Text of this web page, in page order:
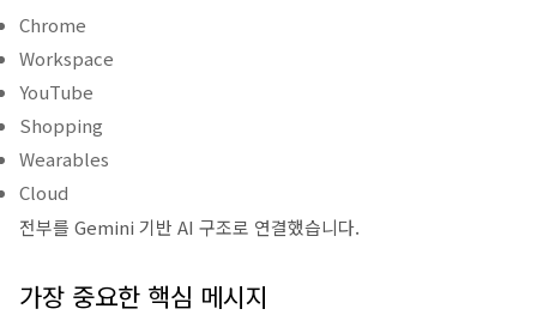
Chrome
Workspace
YouTube
Shopping
Wearables
Cloud
전부를 Gemini 기반 AI 구조로 연결했습니다.
가장 중요한 핵심 메시지